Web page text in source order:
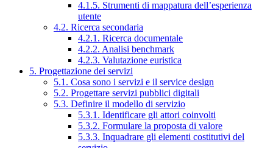
4.1.5. Strumenti di mappatura dell’esperienza
utente
4.2. Ricerca secondaria
4.2.1. Ricerca documentale
4.2.2. Analisi benchmark
4.2.3. Valutazione euristica
5. Progettazione dei servizi
5.1. Cosa sono i servizi e il service design
5.2. Progettare servizi pubblici digitali
5.3. Definire il modello di servizio
5.3.1. Identificare gli attori coinvolti
5.3.2. Formulare la proposta di valore
5.3.3. Inquadrare gli elementi costitutivi del